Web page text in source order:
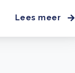
Lees meer